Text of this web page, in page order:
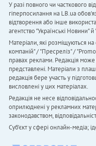
У разі повного чи часткового
гіперпосилання на LB.ua
відтворення або інше
агентство "Українськi Новини"
Матеріали, які розміщуються
компаній" / "Пресреліз" /
правах реклами. Редакція може
представлені. Матеріали з
редакція бере участь у
висловлені у цих матеріалах.
Редакція не несе
оприлюднені у рекламних
законодавством,
Cуб'єкт у сфері онлайн-медіа;